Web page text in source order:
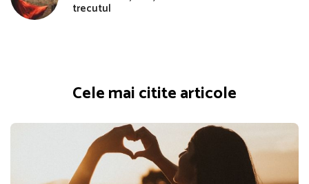
trecutul
Cele mai citite articole